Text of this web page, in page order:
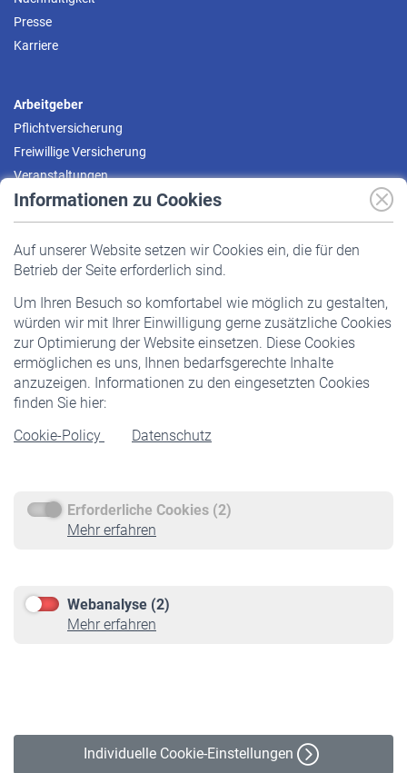
Informationen zu Cookies
Auf unserer Website setzen wir Cookies ein, die für den
Betrieb der Seite erforderlich sind.
Um Ihren Besuch so komfortabel wie möglich zu gestalten,
würden wir mit Ihrer Einwilligung gerne zusätzliche Cookies
zur Optimierung der Website einsetzen. Diese Cookies
ermöglichen es uns, Ihnen bedarfsgerechte Inhalte
anzuzeigen. Informationen zu den eingesetzten Cookies
finden Sie hier:
Cookie-Policy
Datenschutz
Erforderliche Cookies (2)
Mehr erfahren
Webanalyse (2)
Mehr erfahren
Individuelle Cookie-Einstellungen
Presse
Karriere
Arbeitgeber
Pflichtversicherung
Freiwillige Versicherung
Veranstaltungen
Pflichtversicherung
Staatliche Förderung
Veranstaltungen
Rentner
Rentenbeginn
Rente beantragen
Service
Informationen
Online-Rechner
VBLnewsletter
Erklärung zur Barrierefreiheit